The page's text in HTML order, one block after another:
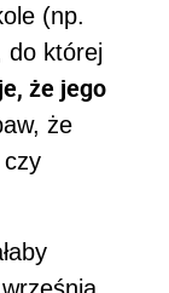
(np.
do której
że jego
że